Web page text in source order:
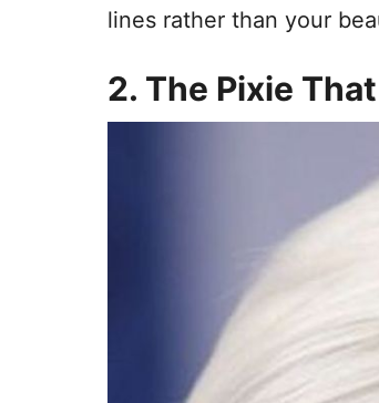
lines rather than your
2. The Pixie